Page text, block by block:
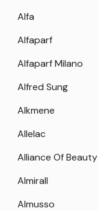
Alfa
Alfaparf
Alfaparf Milano
Alfred Sung
Alkmene
Allelac
Alliance Of Beauty
Almirall
Almusso